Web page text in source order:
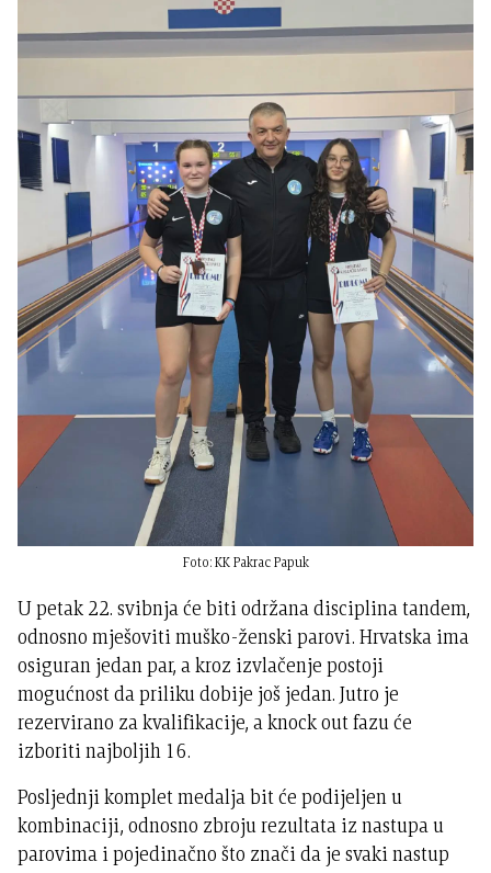
Foto: KK Pakrac Papuk
U petak 22. svibnja će biti održana disciplina tandem,
odnosno mješoviti muško-ženski parovi. Hrvatska ima
osiguran jedan par, a kroz izvlačenje postoji
mogućnost da priliku dobije još jedan. Jutro je
rezervirano za kvalifikacije, a knock out fazu će
izboriti najboljih 16.
Posljednji komplet medalja bit će podijeljen u
kombinaciji, odnosno zbroju rezultata iz nastupa u
parovima i pojedinačno što znači da je svaki nastup